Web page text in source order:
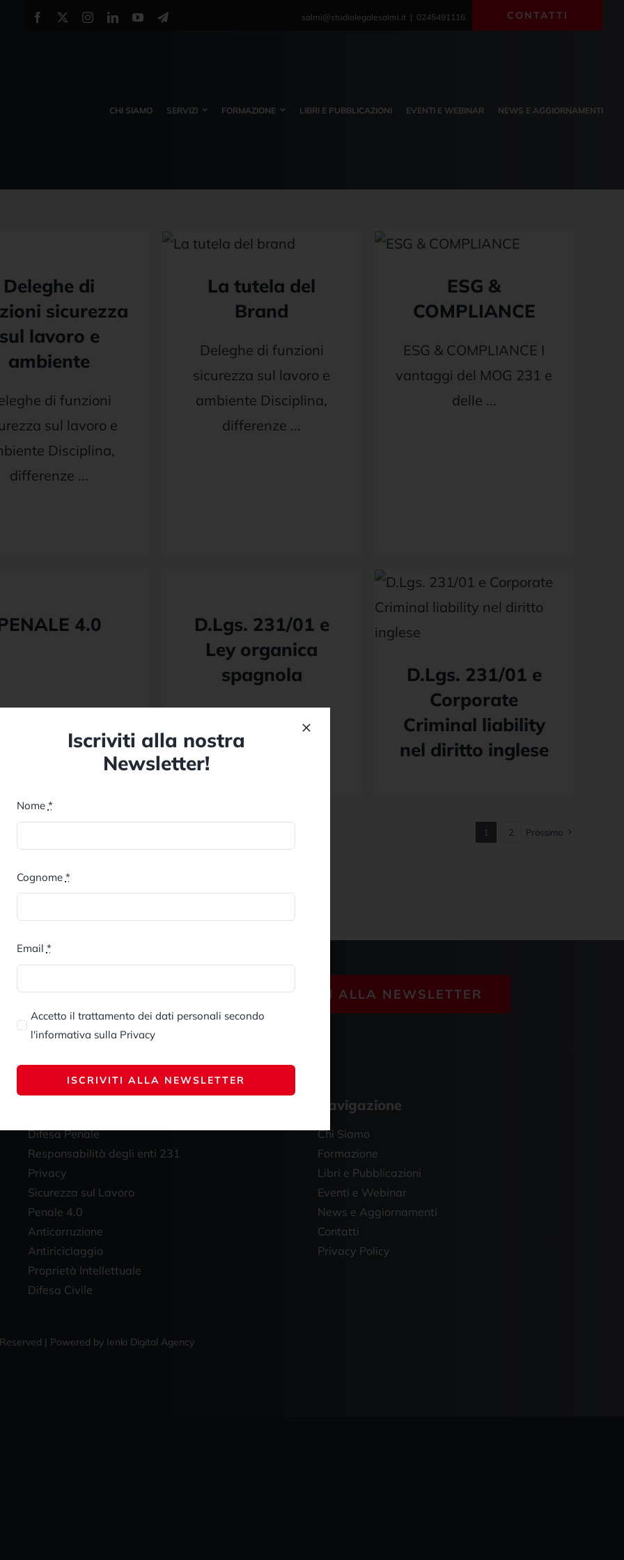
salmi@studiolegalesalmi.it | 0245491116 CONTATTI
CHI SIAMO SERVIZI FORMAZIONE LIBRI E PUBBLICAZIONI EVENTI E WEBINAR NEWS E AGGIORNAMENTI
Deleghe di
sicurezza
sul lavoro e
ambiente
di funzioni
sul lavoro e
Disciplina,
differenze ...
La tutela del
Brand
Deleghe di funzioni
sicurezza sul lavoro e
ambiente Disciplina,
differenze ...
ESG &
COMPLIANCE
ESG & COMPLIANCE I
vantaggi del MOG 231 e
delle ...
4.0
D.Lgs. 231/01 e
Ley organica
spagnola
D.Lgs. 231/01 e
Corporate
Criminal liability
nel diritto inglese
1 2 Prossimo
novità,
ISCRIVITI ALLA NEWSLETTER
Difesa Penale
Responsabilità degli enti 231
Privacy
Sicurezza sul Lavoro
Penale 4.0
Anticorruzione
Antiriciclaggio
Proprietà Intellettuale
Difesa Civile
Navigazione
Chi Siamo
Formazione
Libri e Pubblicazioni
Eventi e Webinar
News e Aggiornamenti
Contatti
Privacy Policy
| Powered by Ienki Digital Agency
Iscriviti alla nostra
Newsletter!
Nome *
Cognome *
Email *
Accetto il trattamento dei dati personali secondo
l'informativa sulla Privacy
ISCRIVITI ALLA NEWSLETTER